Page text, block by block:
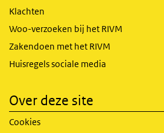
Klachten
Woo-verzoeken bij het RIVM
Zakendoen met het RIVM
Huisregels sociale media
Over deze site
Cookies